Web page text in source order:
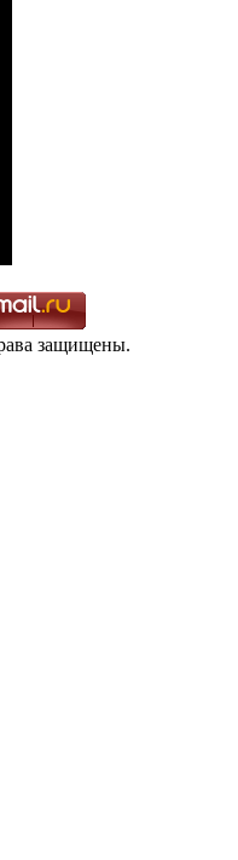
защищены.